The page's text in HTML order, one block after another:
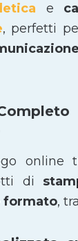
e
, perfetti
online
di
formato,